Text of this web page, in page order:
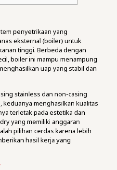
penyetrikaan yang
eksternal (boiler) untuk
tinggi. Berbeda dengan
boiler ini mampu menampung
uap yang stabil dan
stainless dan non-casing
keduanya menghasilkan kualitas
terletak pada estetika dan
yang memiliki anggaran
pilihan cerdas karena lebih
hasil kerja yang